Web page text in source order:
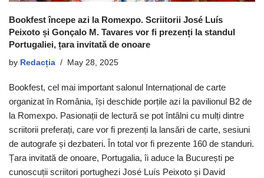
Bookfest începe azi la Romexpo. Scriitorii José Luís
Peixoto și Gonçalo M. Tavares vor fi prezenți la standul
Portugaliei, țara invitată de onoare
by Redacția May 28, 2025
Bookfest, cel mai important salonul Internațional de carte
organizat în România, își deschide porțile azi la pavilionul B2 de
la Romexpo. Pasionații de lectură se pot întâlni cu mulți dintre
scriitorii preferați, care vor fi prezenți la lansări de carte, sesiuni
de autografe și dezbateri. În total vor fi prezente 160 de standuri.
Țara invitată de onoare, Portugalia, îi aduce la București pe
cunoscuții scriitori portughezi José Luís Peixoto și David